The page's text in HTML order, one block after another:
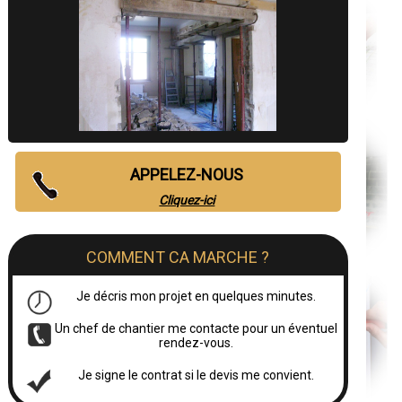
APPELEZ-NOUS
Cliquez-ici
COMMENT CA MARCHE ?
Je décris mon projet en quelques minutes.
Un chef de chantier me contacte pour un éventuel
rendez-vous.
Je signe le contrat si le devis me convient.